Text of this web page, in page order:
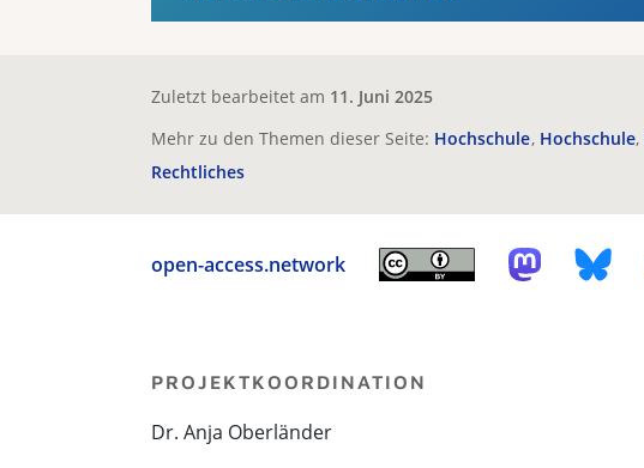
Zuletzt bearbeitet am 11. Juni 2025
Mehr zu den Themen dieser Seite: Hochschule Hochschule
Rechtliches
open-access.network
PROJEKTKOORDINATION
Dr. Anja Oberländer